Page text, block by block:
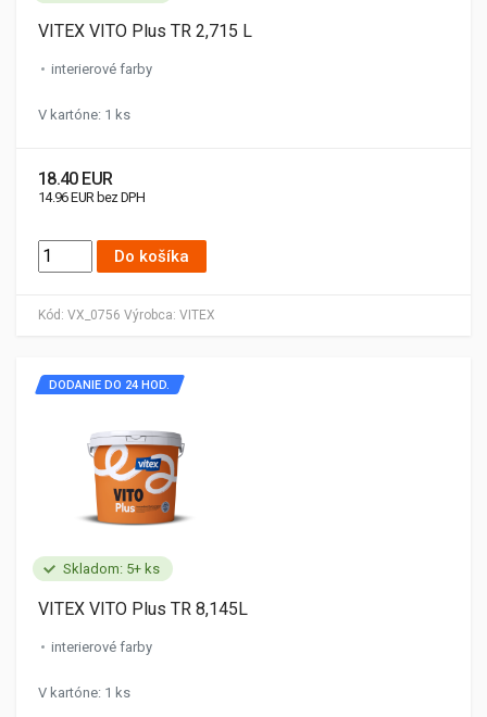
Kód: VX_0756 Výrobca: VITEX
VITEX VITO Plus TR 2,715 L
interierové farby
V kartóne: 1 ks
18.40 EUR
14.96 EUR bez DPH
Do košíka
Skladom: 5+ ks
DODANIE DO 24 HOD.
VITEX VITO Plus TR 8,145L
interierové farby
V kartóne: 1 ks